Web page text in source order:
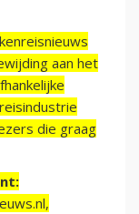
aan het
die graag